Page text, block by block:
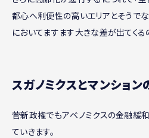
都心へ利便性の高いエリアとそうで
においてますます大きな差が出てくる
スガノミクスとマンショ
菅新政権でもアベノミクスの金融緩
ていきます。